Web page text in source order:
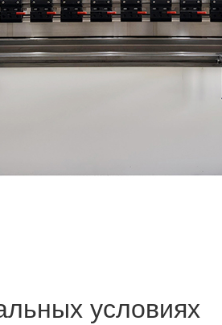
условиях